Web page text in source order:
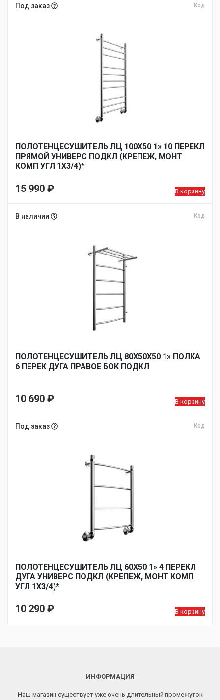
Под заказ Код
ПОЛОТЕНЦЕСУШИТЕЛЬ ЛЦ 100Х50 1» 10 ПЕРЕКЛ
ПРЯМОЙ УНИВЕРС ПОДКЛ (КРЕПЕЖ, МОНТ
КОМП УГЛ 1Х3/4)*
15 990 ₽ В корзину
В наличии Код
ПОЛОТЕНЦЕСУШИТЕЛЬ ЛЦ 80Х50Х50 1» ПОЛКА
6 ПЕРЕК ДУГА ПРАВОЕ БОК ПОДКЛ
10 690 ₽ В корзину
Под заказ Код
ПОЛОТЕНЦЕСУШИТЕЛЬ ЛЦ 60Х50 1» 4 ПЕРЕКЛ
ДУГА УНИВЕРС ПОДКЛ (КРЕПЕЖ, МОНТ КОМП
УГЛ 1Х3/4)*
10 290 ₽ В корзину
ИНФОРМАЦИЯ
Наш магазин существует уже очень длительный промежуток